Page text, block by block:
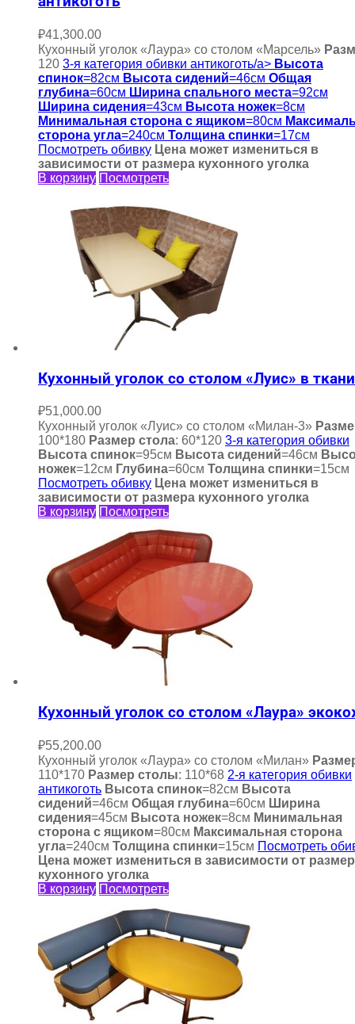
₽41,300.00
Кухонный уголок «Лаура» со столом «Марсель»
120 3-я категория обивки антикоготь/a> Высота
спинок=82см Высота сидений=46см Общая
глубина=60см Ширина спального места=92см
Ширина сидения=43см Высота ножек=8см
Минимальная сторона с ящиком=80см
сторона угла=240см Толщина спинки=17см
Посмотреть обивку Цена может измениться в
зависимости от размера кухонного уголка
В корзину Посмотреть
Кухонный уголок со столом «Луис» в ткани
₽51,000.00
Кухонный уголок «Луис» со столом «Милан-3»
100*180 Размер стола: 60*120 3-я категория обивки
Высота спинок=95см Высота сидений=46см
ножек=12см Глубина=60см Толщина спинки=15см
Посмотреть обивку Цена может измениться в
зависимости от размера кухонного уголка
В корзину Посмотреть
Кухонный уголок со столом «Лаура»
₽55,200.00
Кухонный уголок «Лаура» со столом «Милан»
110*170 Размер столы: 110*68 2-я категория обивки
антикоготь Высота спинок=82см Высота
сидений=46см Общая глубина=60см Ширина
сидения=45см Высота ножек=8см Минимальная
сторона с ящиком=80см Максимальная сторона
угла=240см Толщина спинки=15см Посмотреть
Цена может измениться в зависимости от
кухонного уголка
В корзину Посмотреть